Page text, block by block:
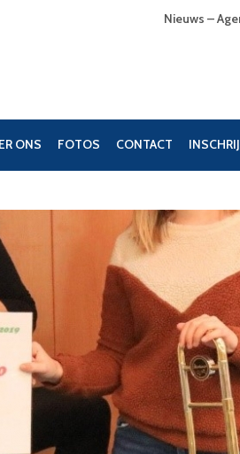
Nieuws –
ONS FOTOS CONTACT